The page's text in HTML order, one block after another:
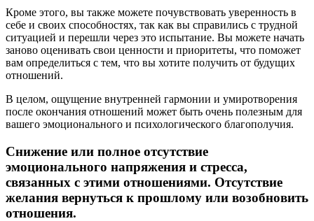
Кроме этого, вы также можете почувствовать уверенность в
себе и своих способностях, так как вы справились с трудной
ситуацией и перешли через это испытание. Вы можете начать
заново оценивать свои ценности и приоритеты, что поможет
вам определиться с тем, что вы хотите получить от будущих
отношений.
В целом, ощущение внутренней гармонии и умиротворения
после окончания отношений может быть очень полезным для
вашего эмоционального и психологического благополучия.
Снижение или полное отсутствие
эмоционального напряжения и стресса,
связанных с этими отношениями. Отсутствие
желания вернуться к прошлому или возобновить
отношения.